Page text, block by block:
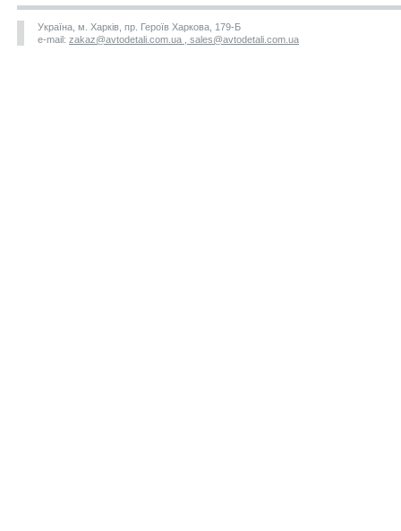
Україна, м. Харків, пр. Героїв Харкова, 179-Б
e-mail: zakaz@avtodetali.com.ua , sales@avtodetali.com.ua